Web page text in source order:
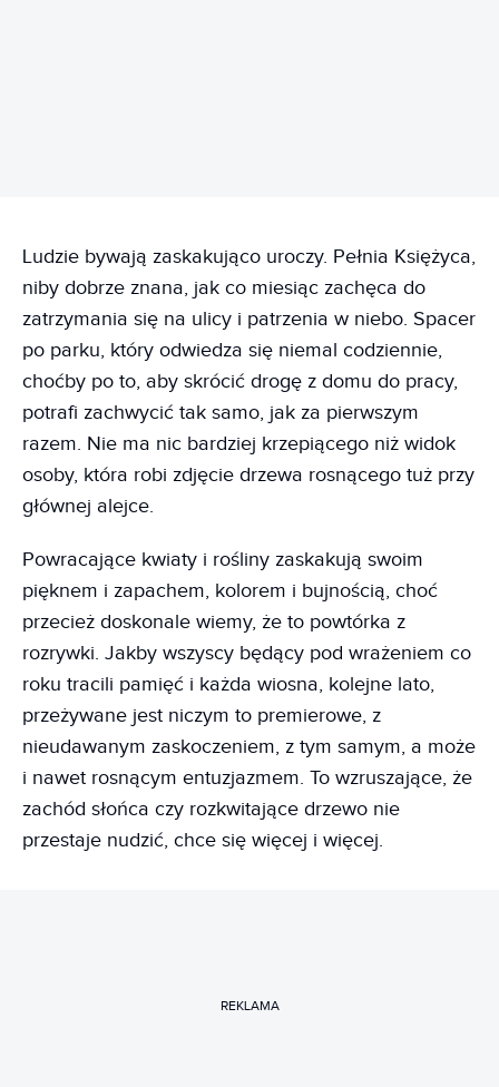
Ludzie bywają zaskakująco uroczy. Pełnia Księżyca,
niby dobrze znana, jak co miesiąc zachęca do
zatrzymania się na ulicy i patrzenia w niebo. Spacer
po parku, który odwiedza się niemal codziennie,
choćby po to, aby skrócić drogę z domu do pracy,
potrafi zachwycić tak samo, jak za pierwszym
razem. Nie ma nic bardziej krzepiącego niż widok
osoby, która robi zdjęcie drzewa rosnącego tuż przy
głównej alejce.
Powracające kwiaty i rośliny zaskakują swoim
pięknem i zapachem, kolorem i bujnością, choć
przecież doskonale wiemy, że to powtórka z
rozrywki. Jakby wszyscy będący pod wrażeniem co
roku tracili pamięć i każda wiosna, kolejne lato,
przeżywane jest niczym to premierowe, z
nieudawanym zaskoczeniem, z tym samym, a może
i nawet rosnącym entuzjazmem. To wzruszające, że
zachód słońca czy rozkwitające drzewo nie
przestaje nudzić, chce się więcej i więcej.
REKLAMA